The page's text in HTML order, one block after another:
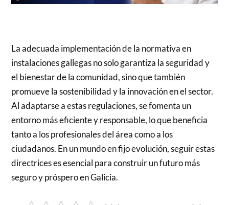
La adecuada implementación de la normativa en
instalaciones gallegas no solo garantiza la seguridad y
el bienestar de la comunidad, sino que también
promueve la sostenibilidad y la innovación en el sector.
Al adaptarse a estas regulaciones, se fomenta un
entorno más eficiente y responsable, lo que beneficia
tanto a los profesionales del área como a los
ciudadanos. En un mundo en fijo evolución, seguir estas
directrices es esencial para construir un futuro más
seguro y próspero en Galicia.